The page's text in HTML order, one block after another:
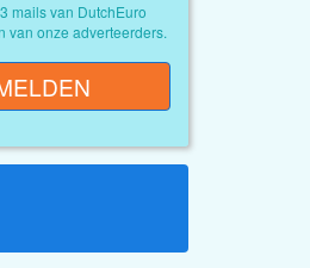
DutchEuro
van onze adverteerders.